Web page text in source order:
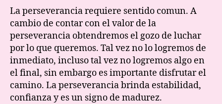
La perseverancia requiere sentido comun. A
cambio de contar con el valor de la
perseverancia obtendremos el gozo de luchar
por lo que queremos. Tal vez no lo logremos de
inmediato, incluso tal vez no logremos algo en
el final, sin embargo es importante disfrutar el
camino. La perseverancia brinda estabilidad,
confianza y es un signo de madurez.